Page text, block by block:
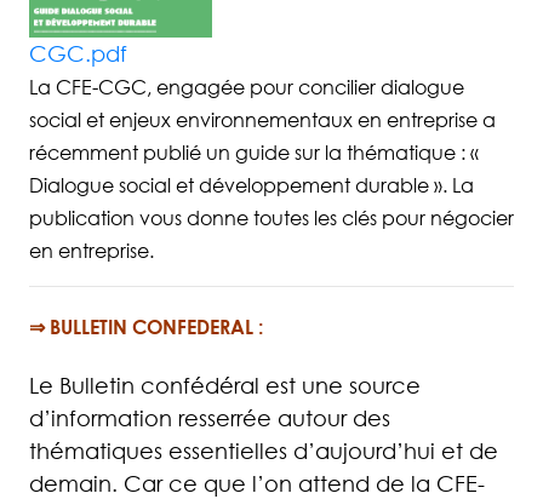
CGC.pdf
La CFE-CGC, engagée pour concilier dialogue
social et enjeux environnementaux en entreprise a
récemment publié un guide sur la thématique : «
Dialogue social et développement durable ». La
publication vous donne toutes les clés pour négocier
en entreprise.
⇒ BULLETIN CONFEDERAL :
Le Bulletin confédéral est une source
d’information resserrée autour des
thématiques essentielles d’aujourd’hui et de
demain. Car ce que l’on attend de la CFE-